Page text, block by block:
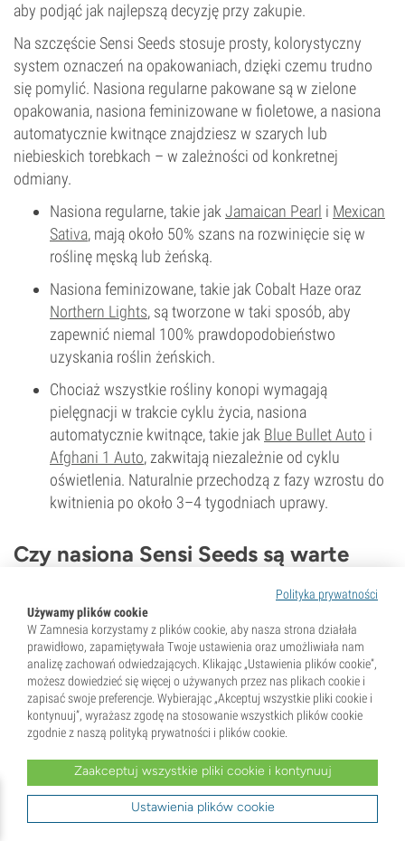
aby podjąć jak najlepszą decyzję przy zakupie.
Na szczęście Sensi Seeds stosuje prosty, kolorystyczny
system oznaczeń na opakowaniach, dzięki czemu trudno
się pomylić. Nasiona regularne pakowane są w zielone
opakowania, nasiona feminizowane w fioletowe, a nasiona
automatycznie kwitnące znajdziesz w szarych lub
niebieskich torebkach – w zależności od konkretnej
odmiany.
Nasiona regularne, takie jak Jamaican Pearl i Mexican
Sativa, mają około 50% szans na rozwinięcie się w
roślinę męską lub żeńską.
Nasiona feminizowane, takie jak Cobalt Haze oraz
Northern Lights, są tworzone w taki sposób, aby
zapewnić niemal 100% prawdopodobieństwo
uzyskania roślin żeńskich.
Chociaż wszystkie rośliny konopi wymagają
pielęgnacji w trakcie cyklu życia, nasiona
automatycznie kwitnące, takie jak Blue Bullet Auto i
Afghani 1 Auto, zakwitają niezależnie od cyklu
oświetlenia. Naturalnie przechodzą z fazy wzrostu do
kwitnienia po około 3–4 tygodniach uprawy.
Czy nasiona Sensi Seeds są warte
Od momentu powstania w 1985 roku Sensi Seeds
Polityka prywatności
Używamy plików cookie
W Zamnesia korzystamy z plików cookie, aby nasza strona działała
prawidłowo, zapamiętywała Twoje ustawienia oraz umożliwiała nam
analizę zachowań odwiedzających. Klikając „Ustawienia plików cookie”,
możesz dowiedzieć się więcej o używanych przez nas plikach cookie i
zapisać swoje preferencje. Wybierając „Akceptuj wszystkie pliki cookie i
kontynuuj”, wyrażasz zgodę na stosowanie wszystkich plików cookie
zgodnie z naszą polityką prywatności i plików cookie.
Zaakceptuj wszystkie pliki cookie i kontynuuj
Ustawienia plików cookie